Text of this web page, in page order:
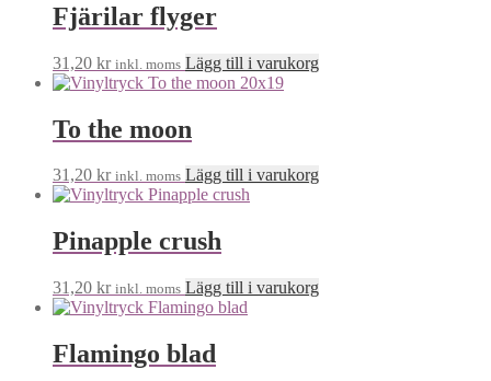
Fjärilar flyger
31,20 kr inkl. moms Lägg till i varukorg
To the moon
31,20 kr inkl. moms Lägg till i varukorg
Pinapple crush
31,20 kr inkl. moms Lägg till i varukorg
Flamingo blad